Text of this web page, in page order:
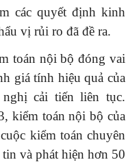
các quyết định kinh
vị rủi ro đã đề ra.
toán nội bộ đóng vai
giá tính hiệu quả của
cải tiến liên tục.
kiểm toán nội bộ của
kiểm toán chuyên
và phát hiện hơn 50